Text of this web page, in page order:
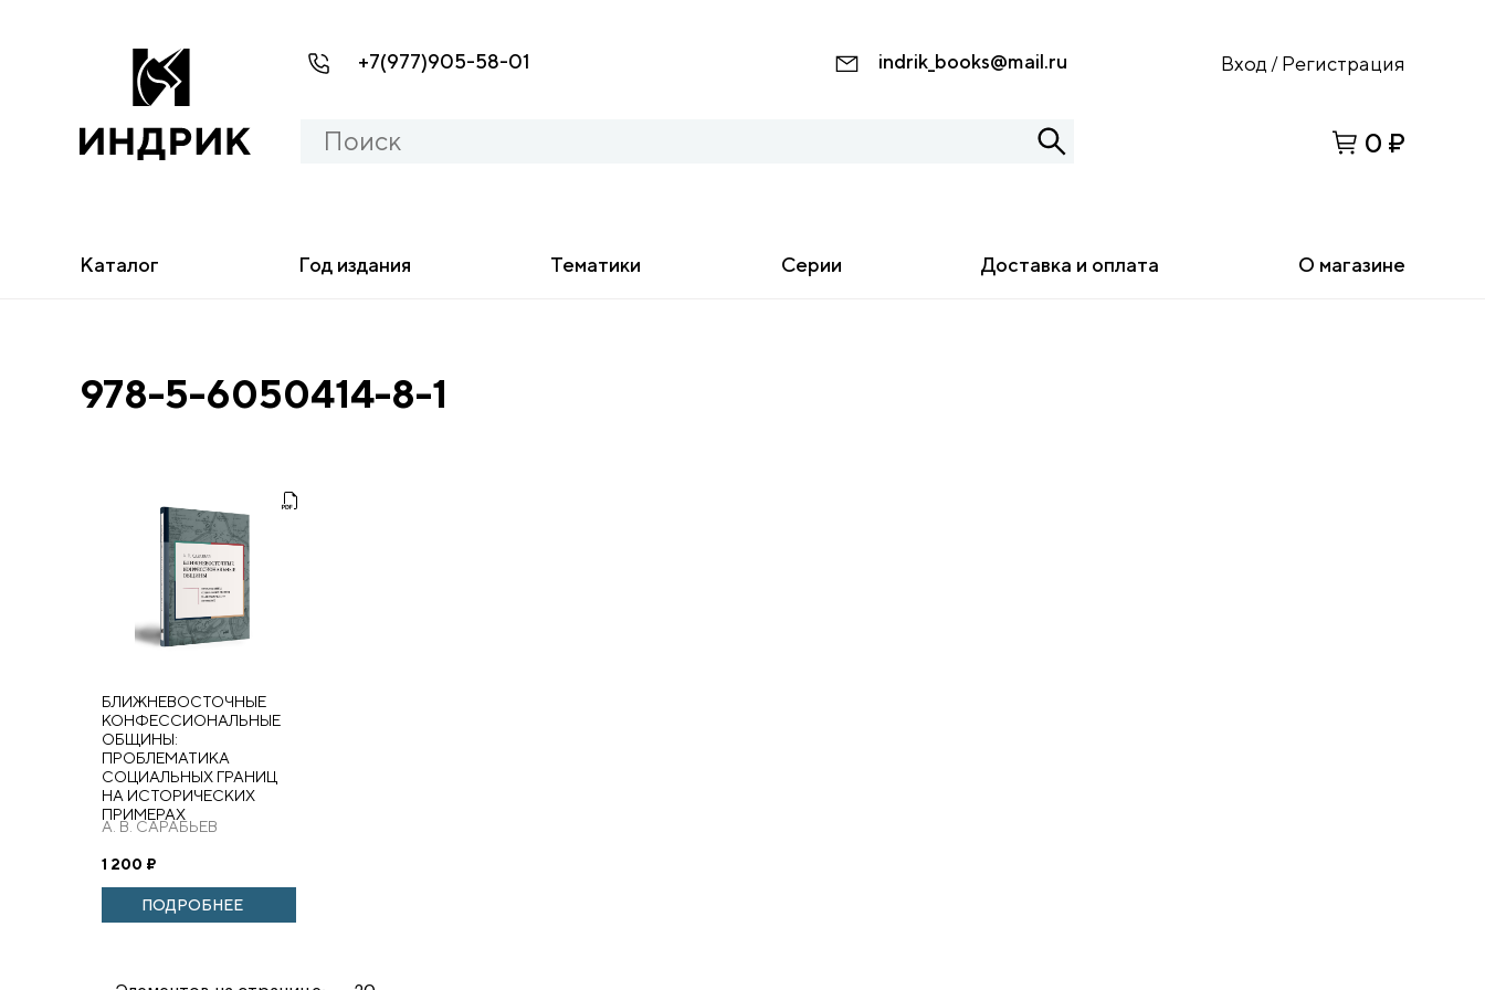
+7(977)905-58-01 indrik_books@mail.ru Вход / Регистрация
0 ₽
Каталог Год издания Тематики Серии Доставка и оплата О магазине
978-5-6050414-8-1
БЛИЖНЕВОСТОЧНЫЕ
КОНФЕССИОНАЛЬНЫЕ
ОБЩИНЫ:
ПРОБЛЕМАТИКА
СОЦИАЛЬНЫХ ГРАНИЦ
НА ИСТОРИЧЕСКИХ
ПРИМЕРАХ
А. В. САРАБЬЕВ
1 200 ₽
ПОДРОБНЕЕ